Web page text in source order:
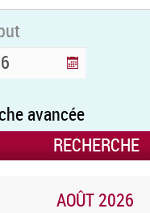
avancée
AOÛT 2026